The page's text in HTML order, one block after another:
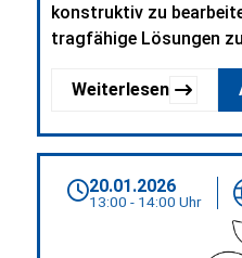
konstruktiv zu
tragfähige Lösungen
Weiterlesen
20.01.2026
13:00 - 14:00 Uhr